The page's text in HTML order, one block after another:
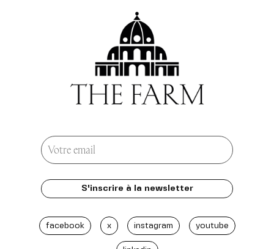
facebook x instagram youtube